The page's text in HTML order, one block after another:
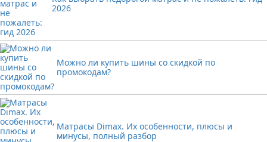
2026
Можно ли купить шины со скидкой по
промокодам?
Матрасы Dimax. Их особенности, плюсы и
минусы, полный разбор